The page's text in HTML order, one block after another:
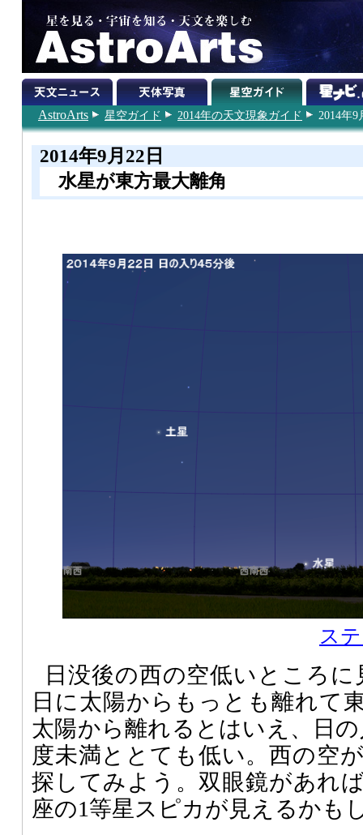
AstroArts 星空ガイド 2014年の天文現象ガイド 2014年9
2014年9月22日
水星が東方最大離角
ス
日没後の西の空低いところ
日に太陽からもっとも離れて
太陽から離れるとはいえ、日
度未満ととても低い。西の空
探してみよう。双眼鏡があれ
座の1等星スピカが見えるかも